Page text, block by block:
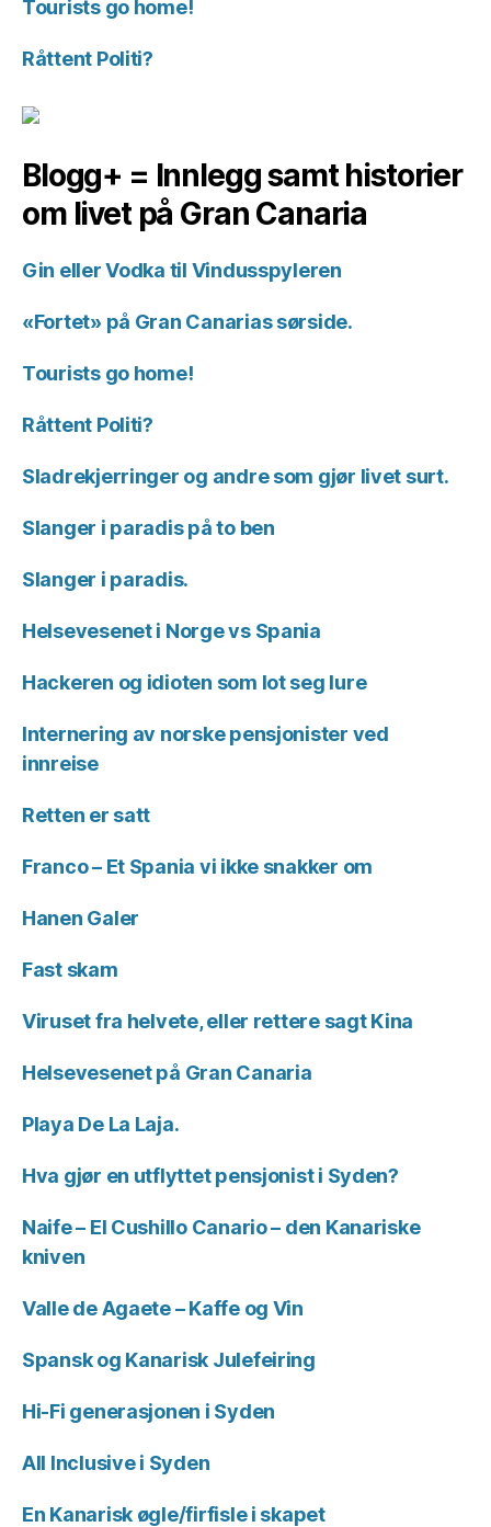
Tourists go home!
Råttent Politi?
Blogg+ = Innlegg samt historier
om livet på Gran Canaria
Gin eller Vodka til Vindusspyleren
«Fortet» på Gran Canarias sørside.
Tourists go home!
Råttent Politi?
Sladrekjerringer og andre som gjør livet surt.
Slanger i paradis på to ben
Slanger i paradis.
Helsevesenet i Norge vs Spania
Hackeren og idioten som lot seg lure
Internering av norske pensjonister ved
innreise
Retten er satt
Franco – Et Spania vi ikke snakker om
Hanen Galer
Fast skam
Viruset fra helvete, eller rettere sagt Kina
Helsevesenet på Gran Canaria
Playa De La Laja.
Hva gjør en utflyttet pensjonist i Syden?
Naife – El Cushillo Canario – den Kanariske
kniven
Valle de Agaete – Kaffe og Vin
Spansk og Kanarisk Julefeiring
Hi-Fi generasjonen i Syden
All Inclusive i Syden
En Kanarisk øgle/firfisle i skapet